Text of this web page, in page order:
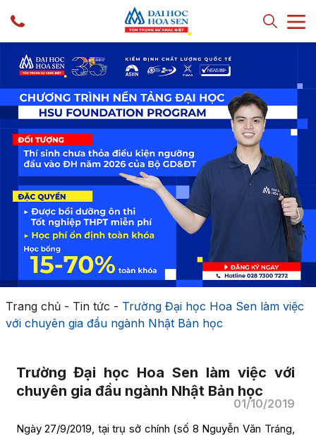
Trang chủ- Tin tức - Trường Đại học Hoa Sen làm việc
với chuyên gia đầu ngành Nhật Bản học
Trường Đại học Hoa Sen làm việc với
chuyên gia đầu ngành Nhật Bản học
01/10/2019
Ngày 27/9/2019, tại trụ sở chính (số 8 Nguyễn Văn Tráng,